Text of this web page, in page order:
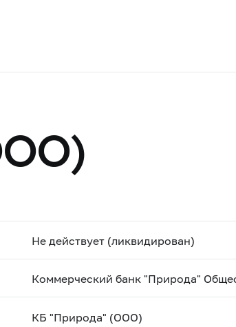
Не действует (ликвидирован)
Коммерческий банк "Природа"
КБ "Природа" (ООО)